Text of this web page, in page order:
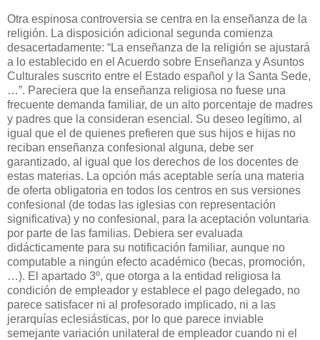
Otra espinosa controversia se centra en la enseñanza de la
religión. La disposición adicional segunda comienza
desacertadamente: “La enseñanza de la religión se ajustará
a lo establecido en el Acuerdo sobre Enseñanza y Asuntos
Culturales suscrito entre el Estado español y la Santa Sede,
…”. Pareciera que la enseñanza religiosa no fuese una
frecuente demanda familiar, de un alto porcentaje de madres
y padres que la consideran esencial. Su deseo legítimo, al
igual que el de quienes prefieren que sus hijos e hijas no
reciban enseñanza confesional alguna, debe ser
garantizado, al igual que los derechos de los docentes de
estas materias. La opción más aceptable sería una materia
de oferta obligatoria en todos los centros en sus versiones
confesional (de todas las iglesias con representación
significativa) y no confesional, para la aceptación voluntaria
por parte de las familias. Debiera ser evaluada
didácticamente para su notificación familiar, aunque no
computable a ningún efecto académico (becas, promoción,
…). El apartado 3º, que otorga a la entidad religiosa la
condición de empleador y establece el pago delegado, no
parece satisfacer ni al profesorado implicado, ni a las
jerarquías eclesiásticas, por lo que parece inviable
semejante variación unilateral de empleador cuando ni el